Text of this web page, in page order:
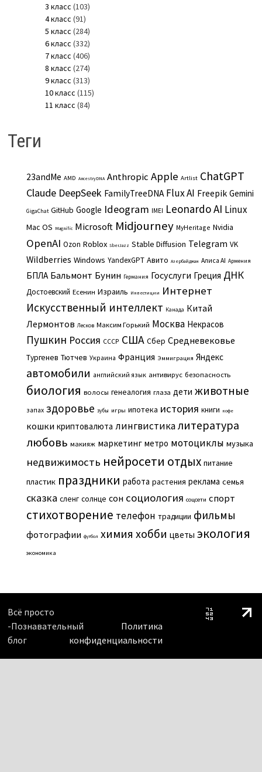
3 класс (103)
4 класс (91)
5 класс (284)
6 класс (332)
7 класс (406)
8 класс (274)
9 класс (313)
10 класс (115)
11 класс (84)
Теги
23andMe AMD AncestryDNA Anthropic Apple Artlist ChatGPT
Claude DeepSeek FamilyTreeDNA Flux AI Freepik Gemini
GigaChat GitHub Google Ideogram IMEI Leonardo AI Linux
Mac OS Magnific Microsoft Midjourney MyHeritage Nvidia
OpenAI Ozon Roblox SberJazz Stable Diffusion Telegram VK
Wildberries Windows YandexGPT Авито Азербайджан Алиса AI Армения
БПЛА Бальмонт Бунин Германия Госуслуги Греция ДНК
Достоевский Есенин Израиль Инвестиции Интернет
Искусственный интеллект Канада Китай
Лермонтов Лесков Максим Горький Москва Некрасов
Пушкин Россия СССР США Сбер Средневековье
Тургенев Тютчев Украина Франция Эммиграция Яндекс
автомобили английский язык антивирус безопасность
биология волосы генеалогия глаза дети животные
запах здоровье зубы игры ипотека история книги кофе
кошки криптовалюта лингвистикалитература
любовь макияж маркетинг метро мотоциклы музыка
недвижимость нейросети отдых питание
пластик праздники работа растения реклама семья
сказка сленг солнце сон социология соцсети спорт
стихотворение телефон традиции фильмы
фотографии футбол химия хобби цветы экология
экономика
Всё просто
-Познавательный
блог
Политика
конфиденциальности